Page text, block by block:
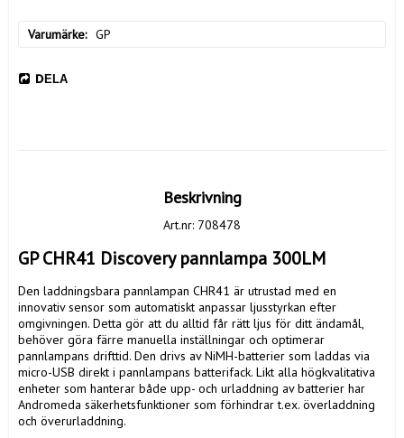
Varumärke GP
DELA
Beskrivning
Art.nr: 708478
GP CHR41 Discovery pannlampa 300LM
Den laddningsbara pannlampan CHR41 är utrustad med en
innovativ sensor som automatiskt anpassar ljusstyrkan efter
omgivningen. Detta gör att du alltid får rätt ljus för ditt ändamål,
behöver göra färre manuella inställningar och optimerar
pannlampans drifttid. Den drivs av NiMH-batterier som laddas via
micro-USB direkt i pannlampans batterifack. Likt alla högkvalitativa
enheter som hanterar både upp- och urladdning av batterier har
Andromeda säkerhetsfunktioner som förhindrar t.ex. överladdning
och överurladdning.